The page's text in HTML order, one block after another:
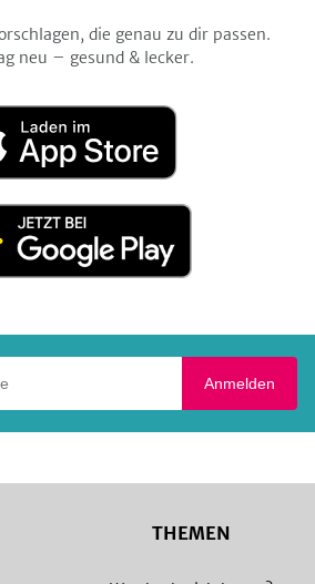
die genau zu dir passen.
neu – gesund & lecker.
Anmelden
THEMEN